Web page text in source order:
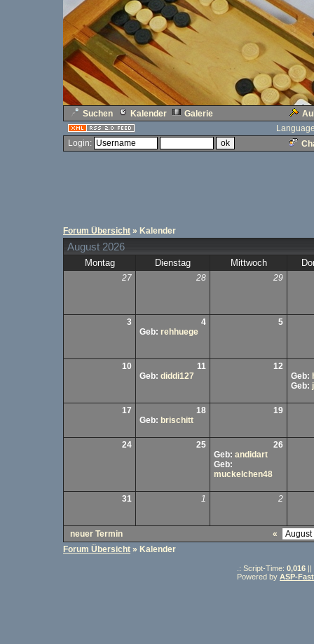
Suchen Kalender Galerie
Login:
Forum Übersicht » Kalender
August 2026
Montag Dienstag Mittwoch
27 28 29
3
4
Geb: rehhuege
5
10
11
Geb: diddi127
12
Geb:
Geb:
17
18
Geb: brischitt
19
24 25
26
Geb: andidart
Geb:
muckelchen48
31 1 2
neuer Termin
«
Forum Übersicht » Kalender
.: Script-Time: 0,016 ||
Powered by ASP-